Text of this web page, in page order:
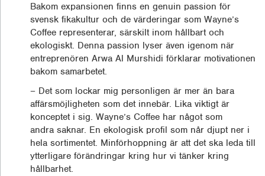
Bakom expansionen finns en genuin passion för
svensk fikakultur och de värderingar som Wayne’s
Coffee representerar, särskilt inom hållbart och
ekologiskt. Denna passion lyser även igenom när
entreprenören Arwa Al Murshidi förklarar motivationen
bakom samarbetet.
– Det som lockar mig personligen är mer än bara
affärsmöjligheten som det innebär. Lika viktigt är
konceptet i sig. Wayne’s Coffee har något som
andra saknar. En ekologisk profil som når djupt ner i
hela sortimentet. Minförhoppning är att det ska leda till
ytterligare förändringar kring hur vi tänker kring
hållbarhet.